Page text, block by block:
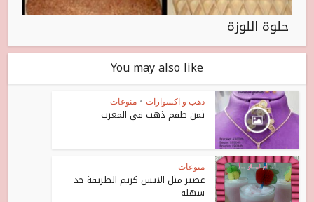
حلوة اللوزة
You may also like
ذهب و اكسوارات • منوعات
ثمن طقم ذهب في المغرب
منوعات
عصير مثل الايس كريم الطريقة جد
سهلة